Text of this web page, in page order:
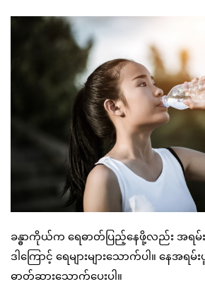
ခန္ဓာကိုယ်က ရေဓာတ်ပြည့်နေဖို့လည်း အရမ်
ဒါကြောင့် ရေများများသောက်ပါ။ နေအ
ဓာတ်ဆားသောက်ပေးပါ။